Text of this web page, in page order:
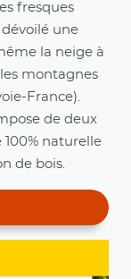
fresques
une
la neige à
montagnes
France).
de deux
naturelle
de bois.